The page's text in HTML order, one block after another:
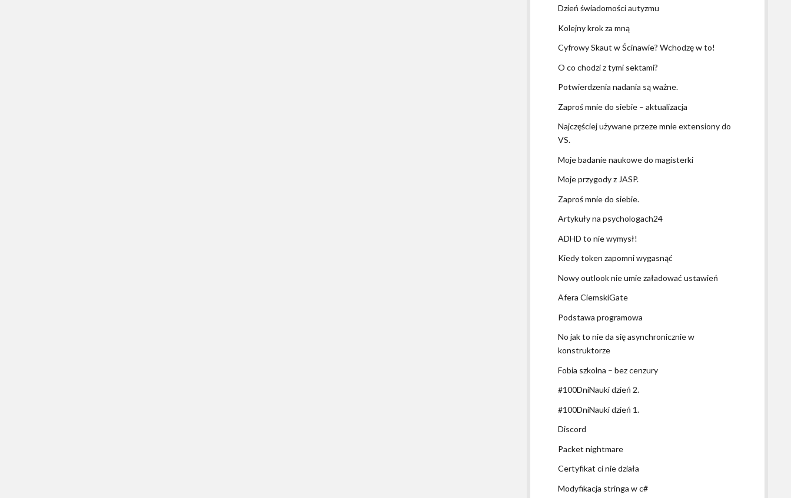
Dzień świadomości autyzmu
Kolejny krok za mną
Cyfrowy Skaut w Ścinawie? Wchodzę w to!
O co chodzi z tymi sektami?
Potwierdzenia nadania są ważne.
Zaproś mnie do siebie – aktualizacja
Najczęściej używane przeze mnie extensiony do
VS.
Moje badanie naukowe do magisterki
Moje przygody z JASP.
Zaproś mnie do siebie.
Artykuły na psychologach24
ADHD to nie wymysł!
Kiedy token zapomni wygasnąć
Nowy outlook nie umie załadować ustawień
Afera CiemskiGate
Podstawa programowa
No jak to nie da się asynchronicznie w
konstruktorze
Fobia szkolna – bez cenzury
#100DniNauki dzień 2.
#100DniNauki dzień 1.
Discord
Packet nightmare
Certyfikat ci nie działa
Modyfikacja stringa w c#